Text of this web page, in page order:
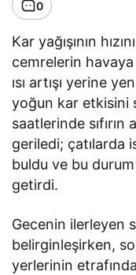
0
Kar yağışının
cemrelerin
ısı artışı yerine
yoğun kar etkisini
saatlerinde
geriledi; çatılarda
buldu ve bu
getirdi.
Gecenin ilerleyen
belirginleşirken,
yerlerinin